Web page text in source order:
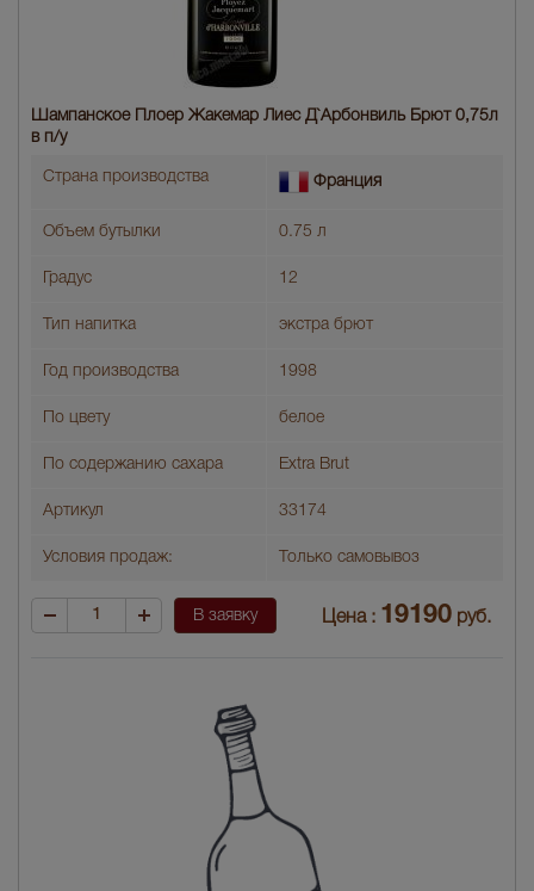
Шампанское Плоер Жакемар Лиес Д`Арбонвиль Брют 0,75л
в п/у
Страна производства Франция
Объем бутылки 0.75 л
Градус 12
Тип напитка экстра брют
Год производства 1998
По цвету белое
По содержанию сахара Extra Brut
Артикул 33174
Условия продаж: Только самовывоз
В заявку Цена : 19190 руб.